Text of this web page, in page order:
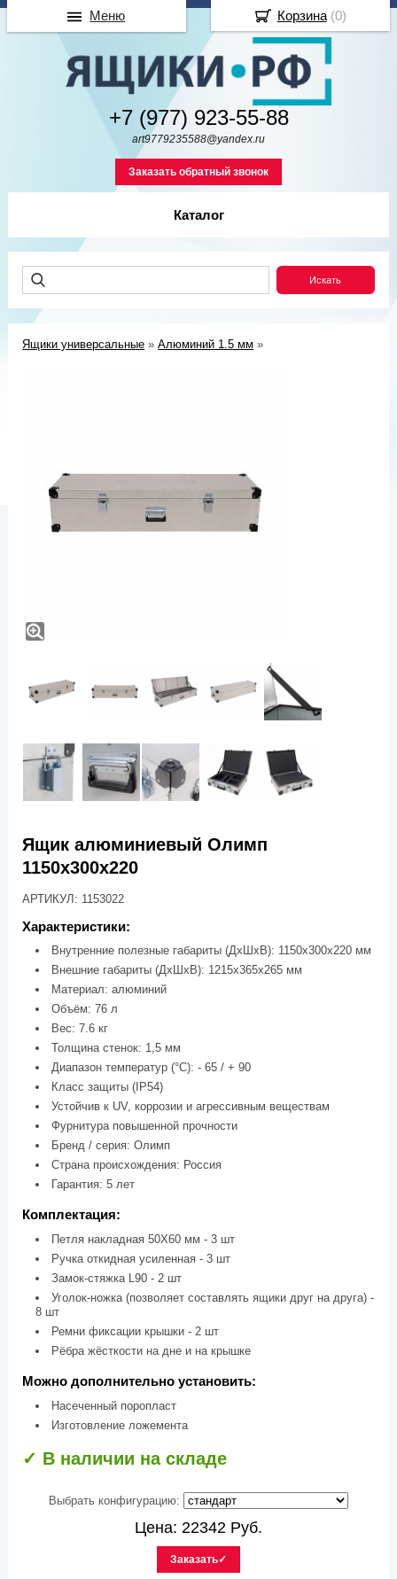
+7 (977) 923-55-88
art9779235588@yandex.ru
Заказать обратный звонок
Каталог
Ящики универсальные »Алюминий 1.5 мм »
Ящик алюминиевый Олимп
1150х300х220
АРТИКУЛ: 1153022
Характеристики:
Внутренние полезные габариты (ДхШхВ): 1150х300х220 мм
Внешние габариты (ДхШхВ): 1215х365х265 мм
Материал: алюминий
Объём: 76 л
Вес: 7.6 кг
Толщина стенок: 1,5 мм
Диапазон температур (°C): - 65 / + 90
Класс защиты (IP54)
Устойчив к UV, коррозии и агрессивным веществам
Фурнитура повышенной прочности
Бренд / серия: Олимп
Страна происхождения: Россия
Гарантия: 5 лет
Комплектация:
Петля накладная 50Х60 мм - 3 шт
Ручка откидная усиленная - 3 шт
Замок-стяжка L90 - 2 шт
Уголок-ножка (позволяет составлять ящики друг на друга) -
8 шт
Ремни фиксации крышки - 2 шт
Рёбра жёсткости на дне и на крышке
Можно дополнительно установить:
Насеченный поропласт
Изготовление ложемента
✓ В наличии на складе
Выбрать конфигурацию:
Цена: 22342 Руб.
Заказать✓
Корзина(0)
Меню